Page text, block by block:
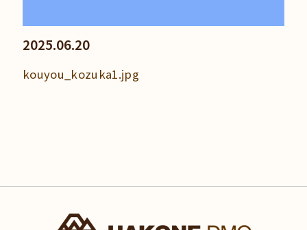
2025.06.20
kouyou_kozuka1.jpg